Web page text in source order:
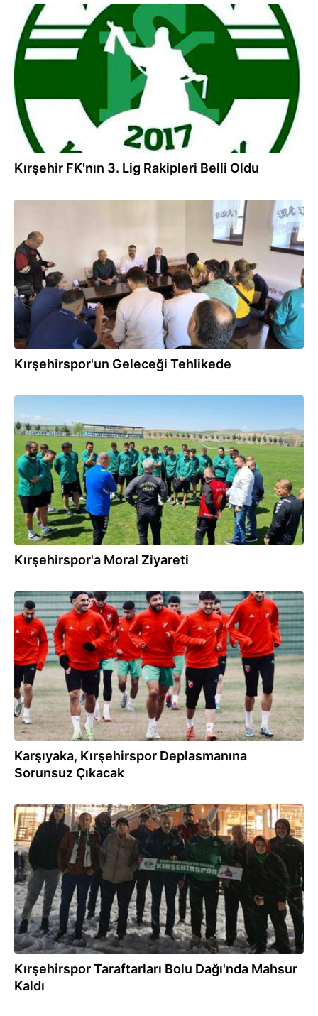
24.06.2025
Kırşehir FK'nın 3. Lig Rakipleri Belli Oldu
Kırşehirspor'un Geleceği Tehlikede
Kırşehirspor'a Moral Ziyareti
15.01.2025
Karşıyaka, Kırşehirspor Deplasmanına
Sorunsuz Çıkacak
24.11.2024
Kırşehirspor Taraftarları Bolu Dağı'nda Mahsur
Kaldı